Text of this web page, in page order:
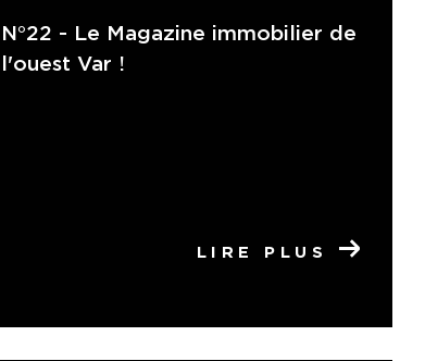
N°22 - Le Magazine immobilier de
l'ouest Var !
LIRE PLUS